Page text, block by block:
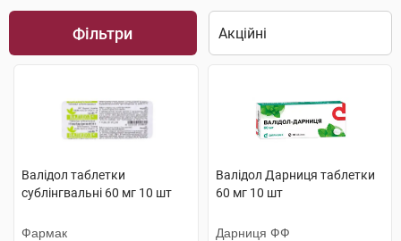
Фільтри
Валідол таблетки
сублінгвальні 60 мг 10 шт
Фармак
Валідол Дарниця таблетки
60 мг 10 шт
Дарниця ФФ